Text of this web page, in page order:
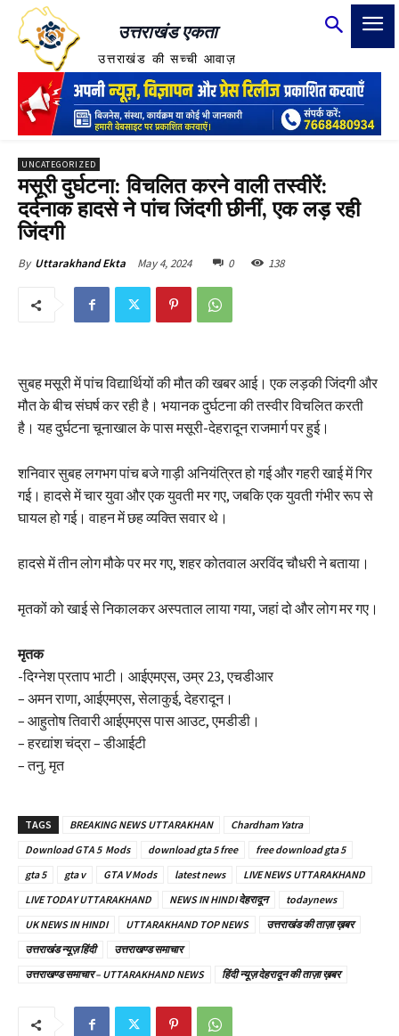
उत्तराखंड एकता
उत्तराखंड की सच्ची आवाज़
UNCATEGORIZED
मसूरी दुर्घटना: विचलित करने वाली तस्वीरें:
दर्दनाक हादसे ने पांच जिंदगी छीनीं, एक लड़ रही
जिंदगी
By Uttarakhand Ekta May 4, 2024 0 138
सुबह मसूरी में पांच विद्यार्थियों की मौत की खबर आई। एक लड़की जिंदगी और
मौत के बीच संघर्ष कर रही है। भयानक दुर्घटना की तस्वीर विचलित करती
है। यह दुर्घटना चूनाखाल के पास मसूरी-देहरादून राजमार्ग पर हुई।
शनिवार सुबह लगभग पांच बजे गाड़ी अनियंत्रित हो गई और गहरी खाई में गिर
गई। हादसे में चार युवा और एक युवती मर गए, जबकि एक युवती गंभीर रूप से
घायल हो गई। वाहन में छह व्यक्ति सवार थे।
हादसे में तीन लोग मौके पर मर गए, शहर कोतवाल अरविंद चौधरी ने बताया।
मृतकों को खाई से निकालकर अस्पताल लाया गया, जहां दो और लोग मर गए।
मृतक
-दिग्नेश प्रताप भाटी। आईएमएस, उम्र 23, एचडीआर
– अमन राणा, आईएमएस, सेलाकुई, देहरादून।
– आहुतोष तिवारी आईएमएस पास आउट, एमडीडी।
– हरद्यांश चंद्रा – डीआईटी
– तनु. मृत
TAGS BREAKING NEWS UTTARAKHAN
Chardham Yatra
Download GTA 5 Mods
download gta 5 free
free download gta 5
gta 5
gta v GTA V Mods latest news
LIVE NEWS UTTARAKHAND
LIVE TODAY UTTARAKHAND
NEWS IN HINDI देहरादून
todaynews
UK NEWS IN HINDI
UTTARAKHAND TOP NEWS
उत्तराखंड की ताज़ा ख़बर
उत्तराखंड न्यूज़ हिंदी
उत्तराखण्ड समाचार
उत्तराखण्ड समाचार – UTTARAKHAND NEWS
हिंदी न्यूज़ देहरादून की ताज़ा ख़बर